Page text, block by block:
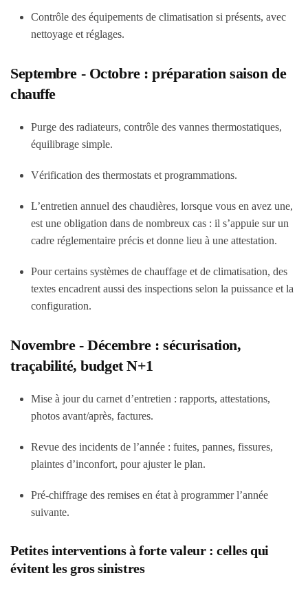
Contrôle des équipements de climatisation si présents, avec
nettoyage et réglages.
Septembre - Octobre : préparation saison de
chauffe
Purge des radiateurs, contrôle des vannes thermostatiques,
équilibrage simple.
Vérification des thermostats et programmations.
L’entretien annuel des chaudières, lorsque vous en avez une,
est une obligation dans de nombreux cas : il s’appuie sur un
cadre réglementaire précis et donne lieu à une attestation.
Pour certains systèmes de chauffage et de climatisation, des
textes encadrent aussi des inspections selon la puissance et la
configuration.
Novembre - Décembre : sécurisation,
traçabilité, budget N+1
Mise à jour du carnet d’entretien : rapports, attestations,
photos avant/après, factures.
Revue des incidents de l’année : fuites, pannes, fissures,
plaintes d’inconfort, pour ajuster le plan.
Pré-chiffrage des remises en état à programmer l’année
suivante.
Petites interventions à forte valeur : celles qui
évitent les gros sinistres